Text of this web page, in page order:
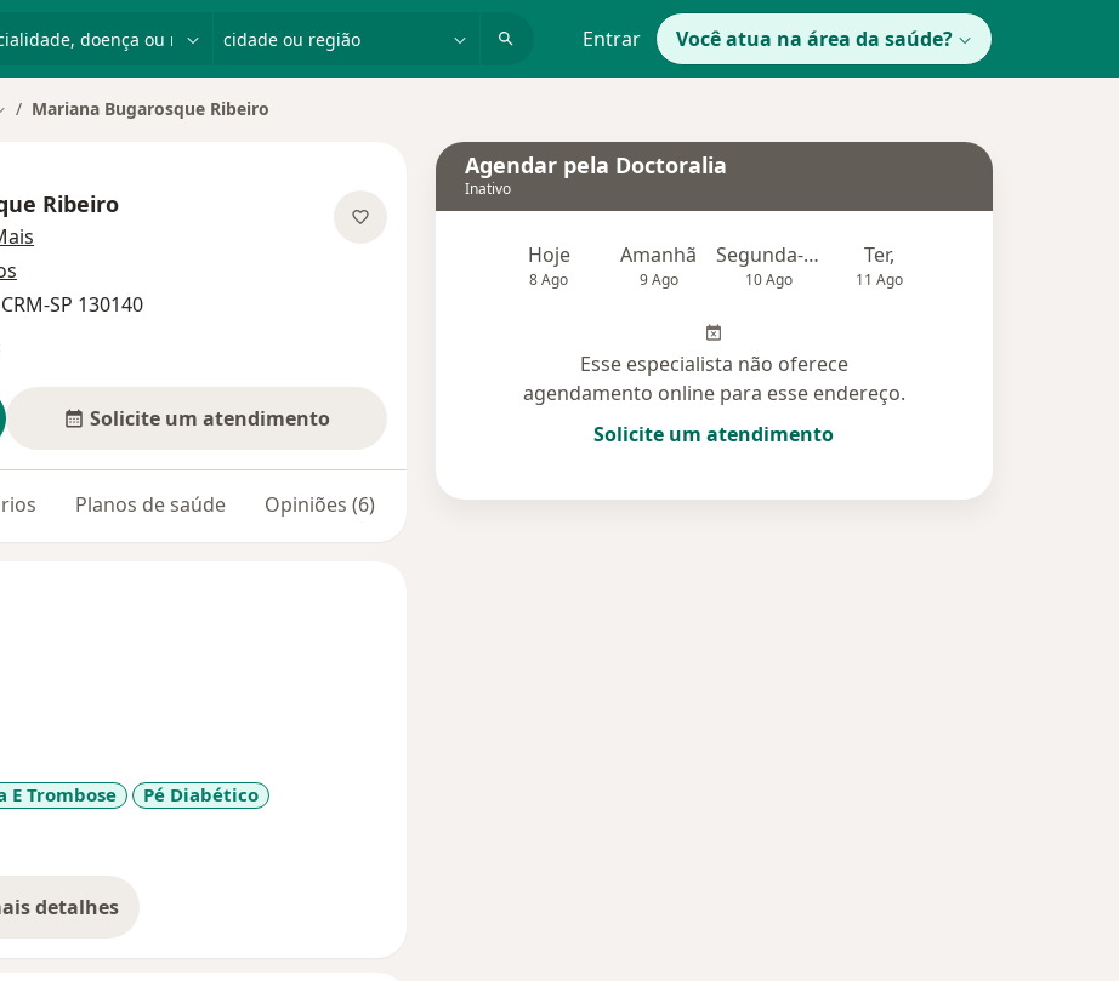
Entrar Você atua na área da saúde?
de cidade
Mariana Bugarosque Ribeiro
Ribeiro
SP 130140
Solicite um atendimento
Planos de saúde Opiniões (6)
E Trombose
Pé Diabético
detalhes
sobre a experiência
Agendar pela Doctoralia
Inativo
Hoje
8 Ago
Amanhã
9 Ago
Segunda-feira
10 Ago
Ter,
11 Ago
Esse especialista não oferece
agendamento online para esse endereço.
Solicite um atendimento